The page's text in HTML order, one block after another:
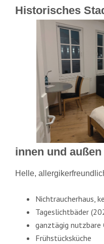
Historisches
innen und
Helle,
Nichtraucherhaus,
Tageslichtbäder
ganztägig nutzbare
Frühstücksküche